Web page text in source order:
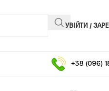
УВІЙТИ /
+38 (096)